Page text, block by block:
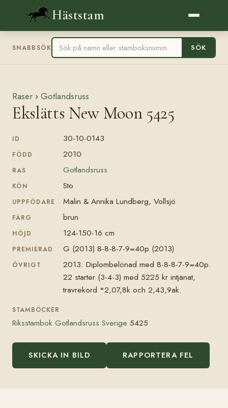
Häststam
SNABBSÖK SÖK
Raser › Gotlandsruss
Ekslätts New Moon 5425
ID 30-10-0143
FÖDD 2010
RAS Gotlandsruss
KÖN Sto
UPPFÖDARE Malin & Annika Lundberg, Vollsjö
FÄRG brun
HÖJD 124-150-16 cm
PREMIERAD G (2013) 8-8-8-7-9=40p (2013)
ÖVRIGT
2013: Diplombelönad med 8-8-8-7-9=40p.
22 starter (3-4-3) med 5225 kr intjänat,
travrekord *2,07,8k och 2,43,9ak.
STAMBÖCKER
Riksstambok Gotlandsruss Sverige 5425
SKICKA IN BILD RAPPORTERA FEL